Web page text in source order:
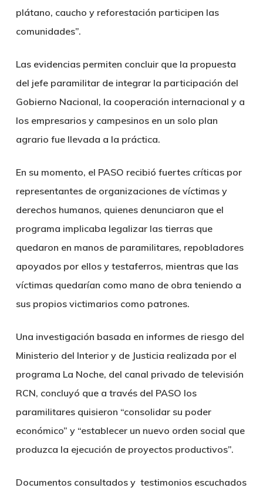
plátano, caucho y reforestación participen las
comunidades”.
Las evidencias permiten concluir que la propuesta
del jefe paramilitar de integrar la participación del
Gobierno Nacional, la cooperación internacional y a
los empresarios y campesinos en un solo plan
agrario fue llevada a la práctica.
En su momento, el PASO recibió fuertes críticas por
representantes de organizaciones de víctimas y
derechos humanos, quienes denunciaron que el
programa implicaba legalizar las tierras que
quedaron en manos de paramilitares, repobladores
apoyados por ellos y testaferros, mientras que las
víctimas quedarían como mano de obra teniendo a
sus propios victimarios como patrones.
Una investigación basada en informes de riesgo del
Ministerio del Interior y de Justicia realizada por el
programa La Noche, del canal privado de televisión
RCN, concluyó que a través del PASO los
paramilitares quisieron “consolidar su poder
económico” y “establecer un nuevo orden social que
produzca la ejecución de proyectos productivos”.
Documentos consultados y testimonios escuchados